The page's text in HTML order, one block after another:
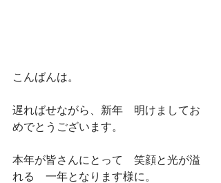
こんばんは。
遅ればせながら、新年　明けましてお
めでとうございます。
本年が皆さんにとって　笑顔と光が溢
れる　一年となります様に。